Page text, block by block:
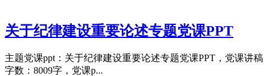
关于纪律建设重要论述专题党课PPT
主题党课ppt：关于纪律建设重要论述专题党课PPT，党课讲稿
字数：8009字，党课p...